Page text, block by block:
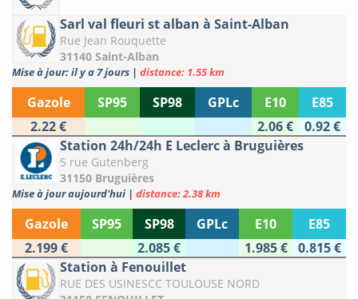
Sarl val fleuri st alban à Saint-Alban
Rue Jean Rouquette
31140 Saint-Alban
Mise à jour: il y a 7 jours | distance: 1.55 km
Gazole SP95 SP98 GPLc E10
E85
2.22 €
2.06 €
0.92 €
Station 24h/24h E Leclerc à Bruguières
5 rue Gutenberg
31150 Bruguières
Mise à jour aujourd'hui | distance: 2.38 km
Gazole SP95 SP98 GPLc E10
E85
2.199 €
2.085 € 1.985 €
0.815 €
Station à Fenouillet
RUE DES USINESCC TOULOUSE NORD